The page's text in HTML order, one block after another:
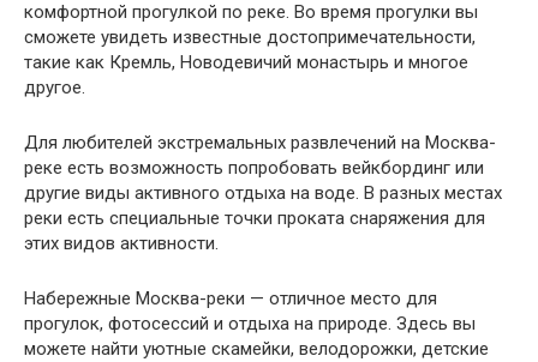
комфортной прогулкой по реке. Во время прогулки вы
сможете увидеть известные достопримечательности,
такие как Кремль, Новодевичий монастырь и многое
другое.
Для любителей экстремальных развлечений на Москва-
реке есть возможность попробовать вейкбординг или
другие виды активного отдыха на воде. В разных местах
реки есть специальные точки проката снаряжения для
этих видов активности.
Набережные Москва-реки — отличное место для
прогулок, фотосессий и отдыха на природе. Здесь вы
можете найти уютные скамейки, велодорожки, детские